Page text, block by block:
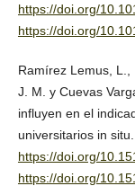
https://doi.org/
https://doi.org/
Ramírez Lemus, L.,
J. M. y Cuevas
influyen en el
universitarios in
https://doi.org/
https://doi.org/